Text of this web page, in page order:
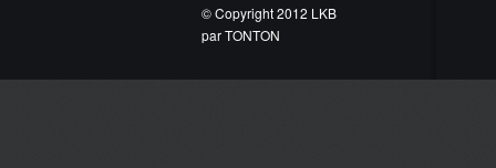
© Copyright 2012 LKB
par TONTON